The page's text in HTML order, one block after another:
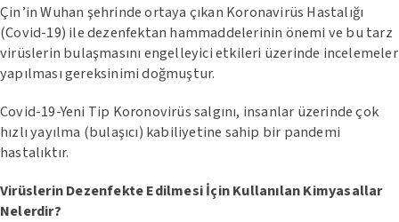
Çin’in Wuhan şehrinde ortaya çıkan Koronavirüs Hastalığı
(Covid-19) ile dezenfektan hammaddelerinin önemi ve bu tarz
virüslerin bulaşmasını engelleyici etkileri üzerinde incelemeler
yapılması gereksinimi doğmuştur.
Covid-19-Yeni Tip Koronovirüs salgını, insanlar üzerinde çok
hızlı yayılma (bulaşıcı) kabiliyetine sahip bir pandemi
hastalıktır.
Virüslerin Dezenfekte Edilmesi İçin Kullanılan Kimyasallar
Nelerdir?